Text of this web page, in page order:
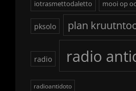
iotrasmettodaletto mooi op
pksolo plan
radio radio
radioantidoto